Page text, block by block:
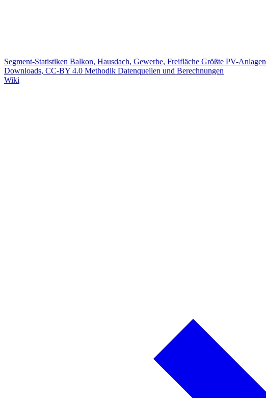
Segment-Statistiken Balkon, Hausdach, Gewerbe, Freifläche Größte PV-Anlagen
Downloads, CC-BY 4.0 Methodik Datenquellen und Berechnungen
Wiki